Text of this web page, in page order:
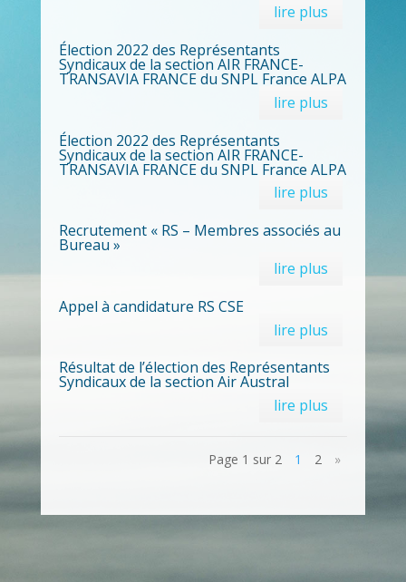
lire plus
Élection 2022 des Représentants
Syndicaux de la section AIR FRANCE-
TRANSAVIA FRANCE du SNPL France ALPA
lire plus
Élection 2022 des Représentants
Syndicaux de la section AIR FRANCE-
TRANSAVIA FRANCE du SNPL France ALPA
lire plus
Recrutement « RS – Membres associés au
Bureau »
lire plus
Appel à candidature RS CSE
lire plus
Résultat de l’élection des Représentants
Syndicaux de la section Air Austral
lire plus
Page 1 sur 2 1 2 »